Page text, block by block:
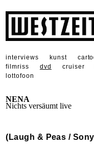
interviews kunst
filmriss
dvd cruiser
lottofoon
NENA
Nichts versäumt live
(Laugh & Peas /